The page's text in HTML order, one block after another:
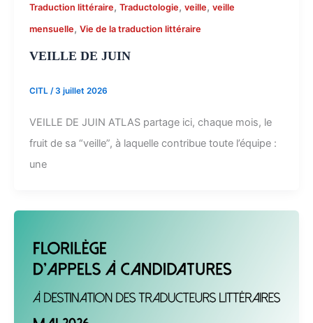
Traduction littéraire, Traductologie, veille, veille
mensuelle, Vie de la traduction littéraire
VEILLE DE JUIN
CITL /3 juillet 2026
VEILLE DE JUIN ATLAS partage ici, chaque mois, le
fruit de sa “veille”, à laquelle contribue toute l’équipe :
une